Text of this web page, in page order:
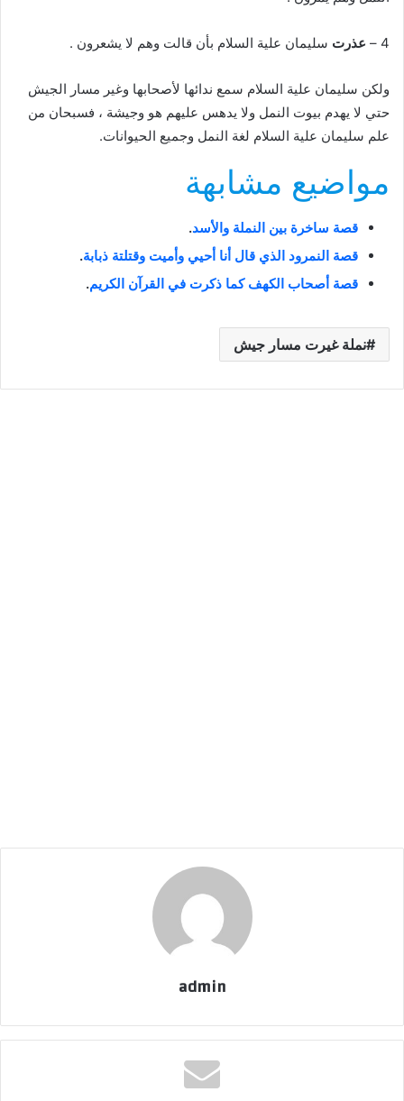
4 – عذرت سليمان علية السلام بأن قالت وهم لا يشعرون .
ولكن سليمان علية السلام سمع ندائها لأصحابها وغير مسار الجيش
حتي لا يهدم بيوت النمل ولا يدهس عليهم هو وجيشة ، فسبحان من
علم سليمان علية السلام لغة النمل وجميع الحيوانات.
مواضيع مشابهة
قصة ساخرة بين النملة والأسد.
قصة النمرود الذي قال أنا أحيي وأميت وقتلتة ذبابة.
قصة أصحاب الكهف كما ذكرت في القرآن الكريم.
نملة غيرت مسار جيش
admin